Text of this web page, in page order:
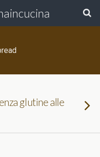
glutine alle